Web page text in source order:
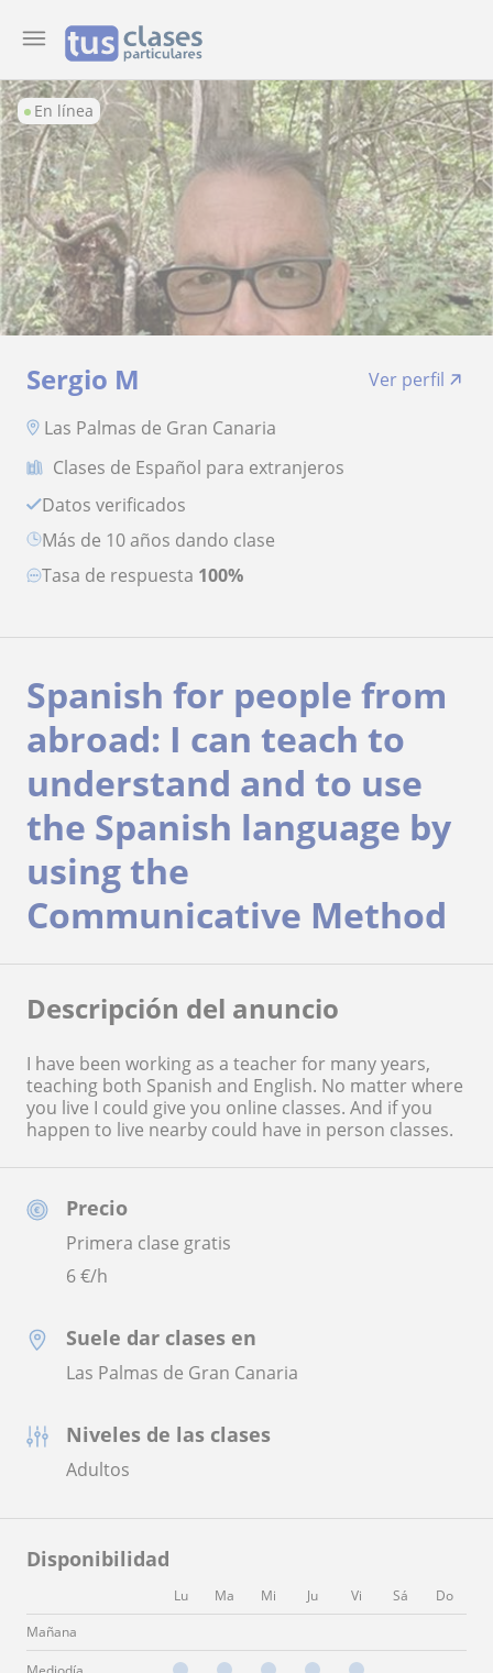
En línea
Sergio M
Ver perfil
Las Palmas de Gran Canaria
Clases de Español para extranjeros
Datos verificados
más de 10 años dando clase
Tasa de respuesta 100%
Precio
Primera clase gratis
6€/h
Suele dar clases en
Las Palmas de Gran Canaria
Niveles de las clases
Adultos
Disponibilidad
Lu Ma Mi Ju Vi Sá
Do
Mañana
Spanish for people from
abroad: I can teach to
understand and to use
the Spanish language by
using the
Communicative Method
Descripción del anuncio
I have been working as a teacher for many years,
teaching both Spanish and English. No matter where
you live I could give you online classes. And if you
happen to live nearby could have in person classes.